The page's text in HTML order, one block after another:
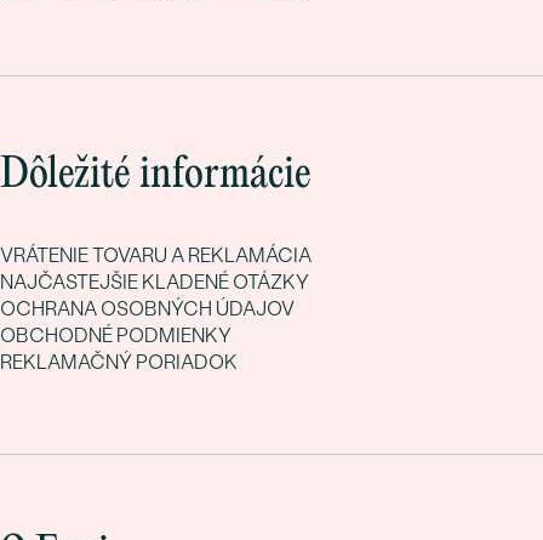
Dôležité informácie
VRÁTENIE TOVARU A REKLAMÁCIA
NAJČASTEJŠIE KLADENÉ OTÁZKY
OCHRANA OSOBNÝCH ÚDAJOV
OBCHODNÉ PODMIENKY
REKLAMAČNÝ PORIADOK